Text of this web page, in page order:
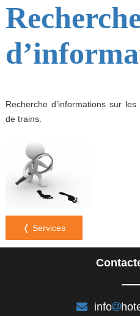
Recherche d’informations sur
de trains.
❬ Services
info